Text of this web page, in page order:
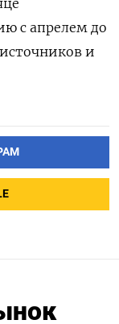
с апрелем до
и